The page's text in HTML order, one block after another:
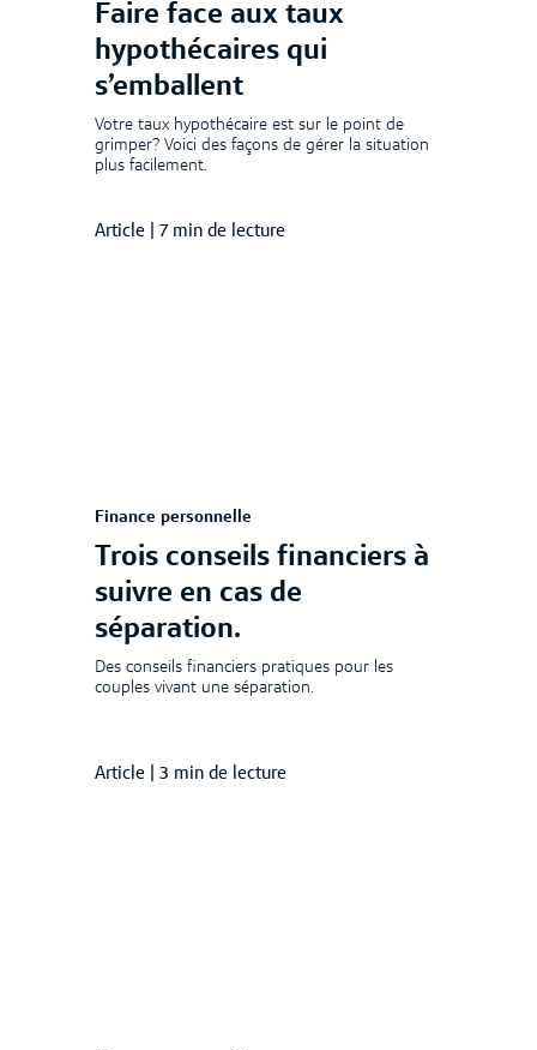
Faire face aux taux
hypothécaires qui
s’emballent
Votre taux hypothécaire est sur le point de
grimper? Voici des façons de gérer la situation
plus facilement.
Article 7 min de lecture
Finance personnelle
Trois conseils financiers à
suivre en cas de
séparation.
Des conseils financiers pratiques pour les
couples vivant une séparation.
Article 3 min de lecture